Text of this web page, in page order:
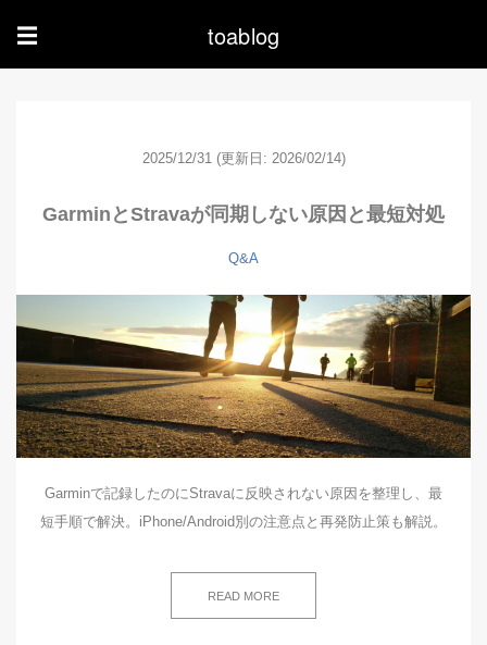
☰ toablog
2025/12/31 (更新日: 2026/02/14)
GarminとStravaが同期しない原因と最短対処
Q&A
Garminで記録したのにStravaに反映されない原因を整理し、最
短手順で解決。iPhone/Android別の注意点と再発防止策も解説。
READ MORE